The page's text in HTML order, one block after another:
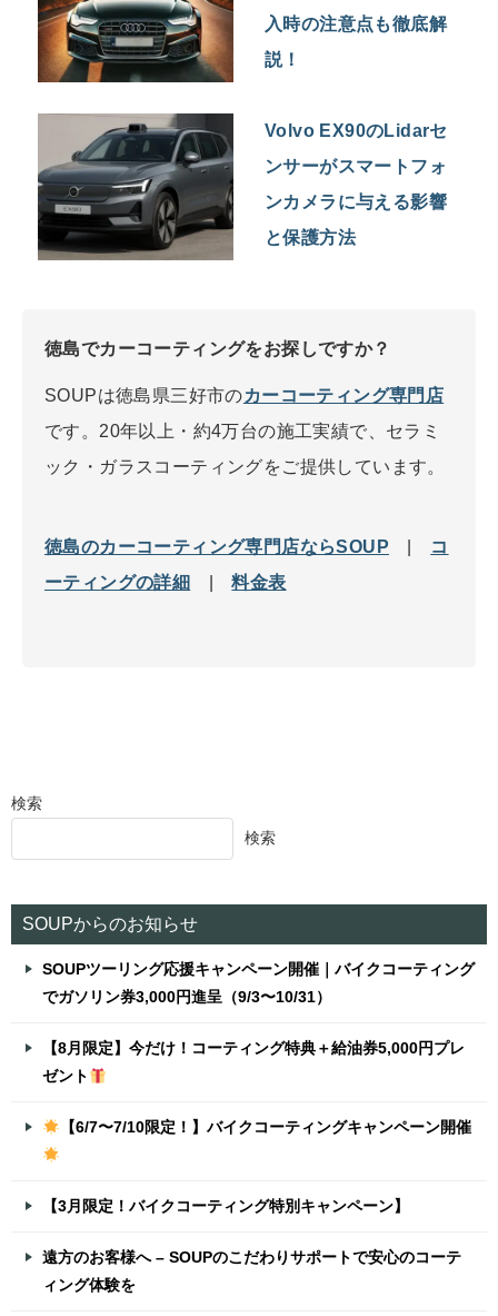
入時の注意点も徹底解
説！
Volvo EX90のLidarセ
ンサーがスマートフォ
ンカメラに与える影響
と保護方法
徳島でカーコーティングをお探しですか？
SOUPは徳島県三好市のカーコーティング専門店
です。20年以上・約4万台の施工実績で、セラミ
ック・ガラスコーティングをご提供しています。
徳島のカーコーティング専門店ならSOUP
コ
ーティングの詳細
|料金表
検索
検索
SOUPからのお知らせ
SOUPツーリング応援キャンペーン開催｜バイクコーティング
でガソリン券3,000円進呈（9/3〜10/31）
【8月限定】今だけ！コーティング特典＋給油券5,000円プレ
ゼント
【6/7〜7/10限定！】バイクコーティングキャンペーン開催
【3月限定！バイクコーティング特別キャンペーン】
遠方のお客様へ – SOUPのこだわりサポートで安心のコーテ
ィング体験を